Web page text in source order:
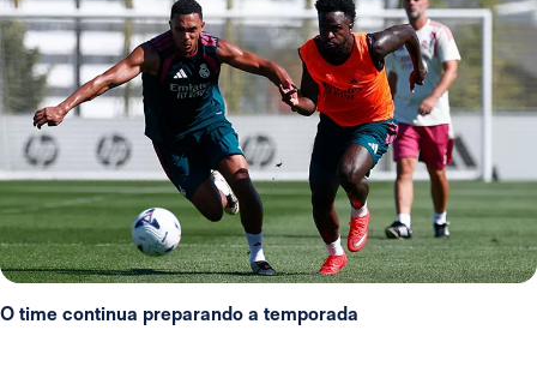
O time continua preparando a temporada